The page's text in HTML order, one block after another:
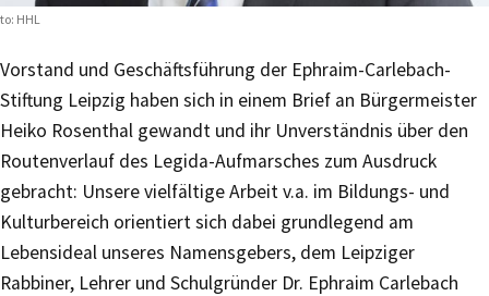
HHL
Vorstand und Geschäftsführung der Ephraim-Carlebach-
Stiftung Leipzig haben sich in einem Brief an Bürgermeister
Heiko Rosenthal gewandt und ihr Unverständnis über den
Routenverlauf des Legida-Aufmarsches zum Ausdruck
gebracht: Unsere vielfältige Arbeit v.a. im Bildungs- und
Kulturbereich orientiert sich dabei grundlegend am
Lebensideal unseres Namensgebers, dem Leipziger
Rabbiner, Lehrer und Schulgründer Dr. Ephraim Carlebach